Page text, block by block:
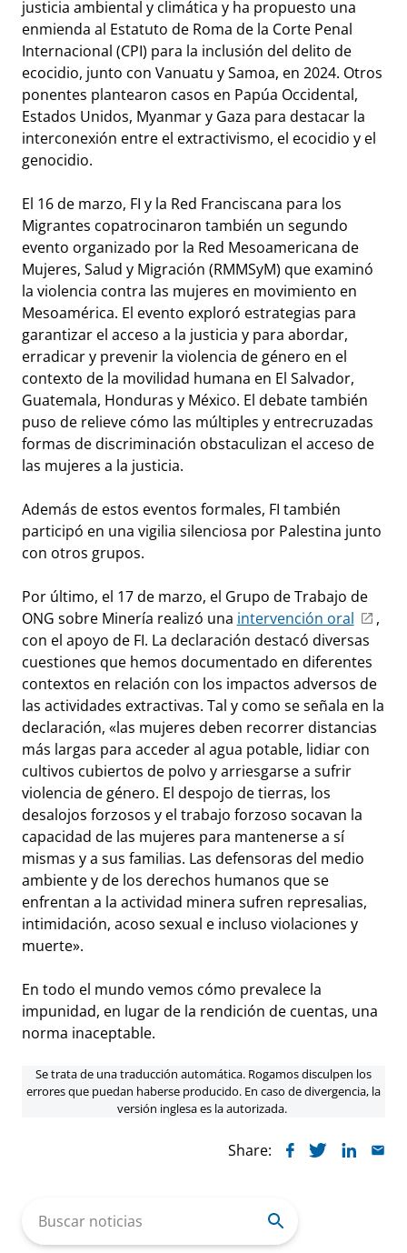
justicia ambiental y climática y ha propuesto una
enmienda al Estatuto de Roma de la Corte Penal
Internacional (CPI) para la inclusión del delito de
ecocidio, junto con Vanuatu y Samoa, en 2024. Otros
ponentes plantearon casos en Papúa Occidental,
Estados Unidos, Myanmar y Gaza para destacar la
interconexión entre el extractivismo, el ecocidio y el
genocidio.
El 16 de marzo, FI y la Red Franciscana para los
Migrantes copatrocinaron también un segundo
evento organizado por la Red Mesoamericana de
Mujeres, Salud y Migración (RMMSyM) que examinó
la violencia contra las mujeres en movimiento en
Mesoamérica. El evento exploró estrategias para
garantizar el acceso a la justicia y para abordar,
erradicar y prevenir la violencia de género en el
contexto de la movilidad humana en El Salvador,
Guatemala, Honduras y México. El debate también
puso de relieve cómo las múltiples y entrecruzadas
formas de discriminación obstaculizan el acceso de
las mujeres a la justicia.
Además de estos eventos formales, FI también
participó en una vigilia silenciosa por Palestina junto
con otros grupos.
Por último, el 17 de marzo, el Grupo de Trabajo de
ONG sobre Minería realizó una intervención oral
,
con el apoyo de FI. La declaración destacó diversas
cuestiones que hemos documentado en diferentes
contextos en relación con los impactos adversos de
las actividades extractivas. Tal y como se señala en la
declaración, «las mujeres deben recorrer distancias
más largas para acceder al agua potable, lidiar con
cultivos cubiertos de polvo y arriesgarse a sufrir
violencia de género. El despojo de tierras, los
desalojos forzosos y el trabajo forzoso socavan la
capacidad de las mujeres para mantenerse a sí
mismas y a sus familias. Las defensoras del medio
ambiente y de los derechos humanos que se
enfrentan a la actividad minera sufren represalias,
intimidación, acoso sexual e incluso violaciones y
muerte».
En todo el mundo vemos cómo prevalece la
impunidad, en lugar de la rendición de cuentas, una
norma inaceptable.
Se trata de una traducción automática. Rogamos disculpen los
errores que puedan haberse producido. En caso de divergencia, la
versión inglesa es la autorizada.
Share:
for: